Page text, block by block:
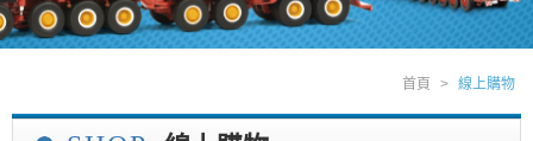
首頁 > 線上購物